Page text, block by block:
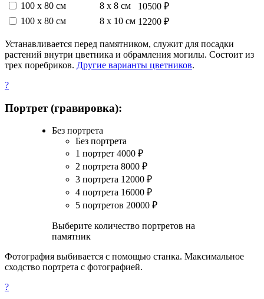
100 х 80 см
8 х 8 см
10500 ₽
100 х 80 см
8 х 10 см 12200 ₽
Устанавливается перед памятником, служит для посадки
растений внутри цветника и обрамления могилы. Состоит из
трех поребриков. Другие варианты цветников.
?
Портрет (гравировка):
Без портрета
Без портрета
1 портрет 4000 ₽
2 портрета 8000 ₽
3 портрета 12000 ₽
4 портрета 16000 ₽
5 портретов 20000 ₽
Выберите количество портретов на
памятник
Фотография выбивается с помощью станка. Максимальное
сходство портрета с фотографией.
?